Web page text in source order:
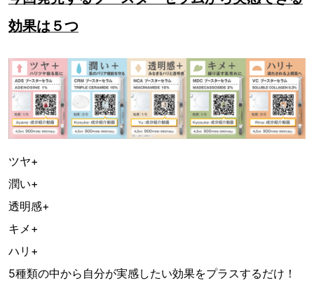
効果は５つ
ツヤ+
潤い+
透明感+
キメ+
ハリ+
5種類の中から自分が実感したい効果をプラスするだけ！